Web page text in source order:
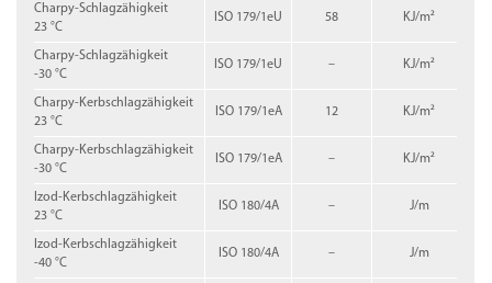
Charpy-Schlagzähigkeit
23 °C
ISO 179/1eU 58 KJ/m²
Charpy-Schlagzähigkeit
-30 °C
ISO 179/1eU – KJ/m²
Charpy-Kerbschlagzähigkeit
23 °C
ISO 179/1eA 12 KJ/m²
Charpy-Kerbschlagzähigkeit
-30 °C
ISO 179/1eA – KJ/m²
Izod-Kerbschlagzähigkeit
23 °C
ISO 180/4A – J/m
Izod-Kerbschlagzähigkeit
-40 °C
ISO 180/4A – J/m